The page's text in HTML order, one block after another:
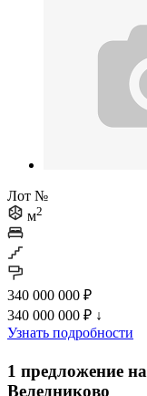
Лот №
м2
340 000 000 ₽
340 000 000 ₽ ↓
Узнать подробности
1 предложение
Веледниково